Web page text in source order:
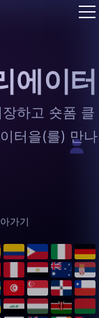
에이터
하고 숏폼 클
터을(를) 만나
가기